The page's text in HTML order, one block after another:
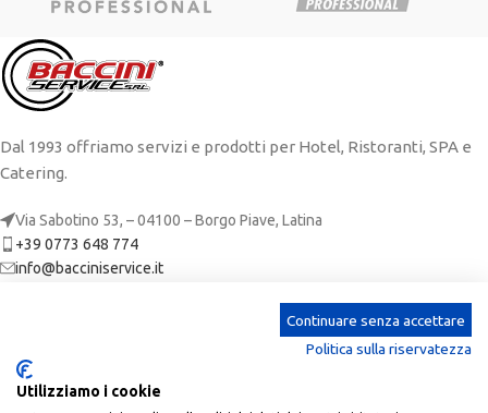
Dal 1993 offriamo servizi e prodotti per Hotel, Ristoranti, SPA e
Catering.
Via Sabotino 53, – 04100 – Borgo Piave, Latina
+39 0773 648 774
info@bacciniservice.it
CATEGORIE
Continuare senza accettare
Politica sulla riservatezza
Utilizziamo i cookie